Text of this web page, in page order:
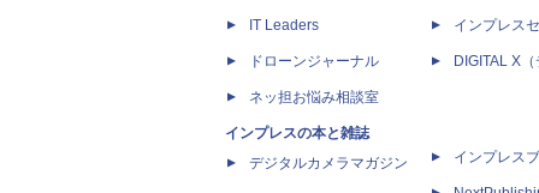
IT Leaders
ドローンジャーナル
ネッ担お悩み相談室
インプレスの本と雑誌
デジタルカメラマガジン
インプレス
DIGITAL X
インプレス